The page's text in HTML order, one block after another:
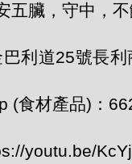
五臟，守中，
巴利道25號長
(食材產品)：
youtu.be/